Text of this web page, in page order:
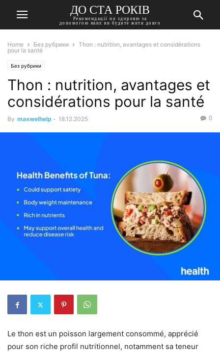
ДО СТА РОКІВ
Рекомендації по здоровю за
допомогою яких ви будите жити довго
Home Без рубрики
Thon : nutrition, avantages et considérations
pour la santé
Без рубрики
Thon : nutrition, avantages et
considérations pour la santé
By maxwelhelp - 18.12.2025 0
Le thon est un poisson largement consommé, apprécié
pour son riche profil nutritionnel, notamment sa teneur